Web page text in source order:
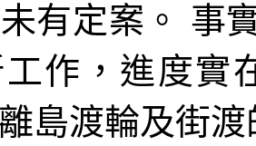
有定案。 事
作，進度實
島渡輪及街